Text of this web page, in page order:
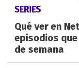
SERIES
Qué ver en
episodios
de semana